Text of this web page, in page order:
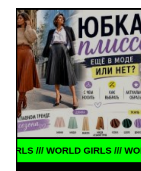
GIRLS /// WORLD GIRLS ///